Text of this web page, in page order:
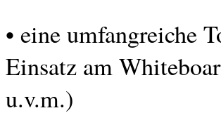
• eine umfangreiche
Einsatz am
u.v.m.)